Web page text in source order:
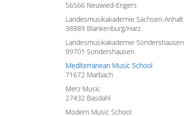
56566 Neuwied-Engers
Landesmusikakademie Sachsen-Anhalt
38889 Blankenburg/Harz
Landesmusikakademie Sondershausen
99701 Sondershausen
Mediterranean Music School
71672 Marbach
Merz Music
27432 Basdahl
Modern Music School